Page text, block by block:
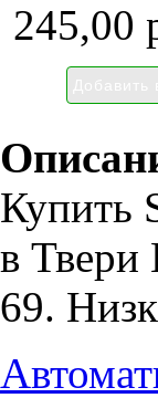
245,00
Купить
в Твери
69.